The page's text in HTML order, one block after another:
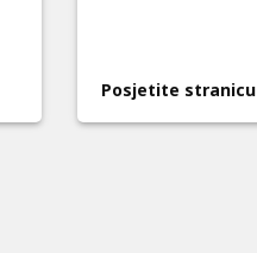
Posjetite stranicu